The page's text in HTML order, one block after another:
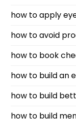
how to apply
how to avoid
how to book
how to build an
how to build
how to build